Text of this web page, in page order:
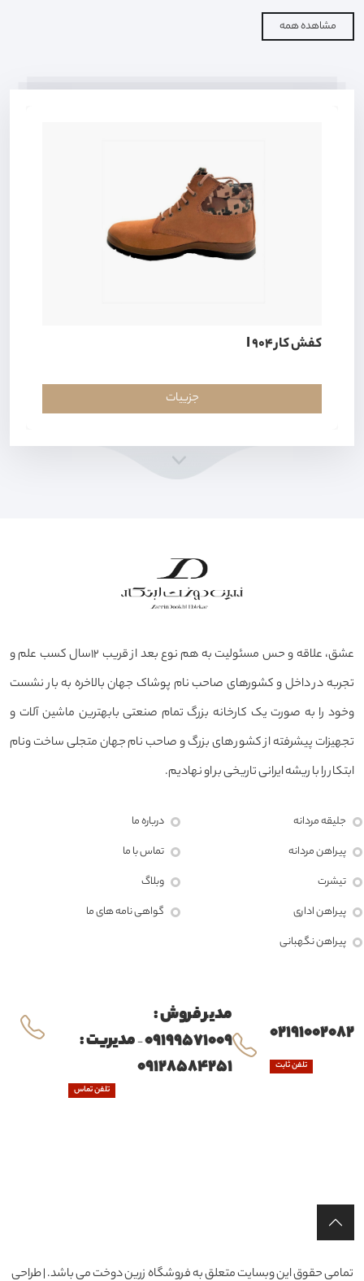
مشاهده همه
کفش کار I 904
جزییات
جلیقه مردانه
پیراهن مردانه
تیشرت
پیراهن اداری
پیراهن نگهبانی
درباره ما
تماس با ما
وبلاگ
گواهی نامه های ما
عشق، علاقه و حس مسئولیت به هم نوع بعد از قریب ۱۲سال کسب علم و
تجربه در داخل و کشورهای صاحب نام پوشاک جهان بالاخره به بار نشست
وخود را به صورت یک کارخانه بزرگ تمام صنعتی بابهترین ماشین آلات و
تجهیزات پیشرفته از کشور های بزرگ و صاحب نام جهان متجلی ساخت ونام
ابتکار را با ریشه ایرانی تاریخی بر او نهادیم.
02191002082
تلفن ثابت
مدیر فروش :
09199571009
-مدیریت :
09128584251
تلفن تماس
تمامی حقوق این وبسایت متعلق به فروشگاه زرین دوخت می باشد. | طراحی